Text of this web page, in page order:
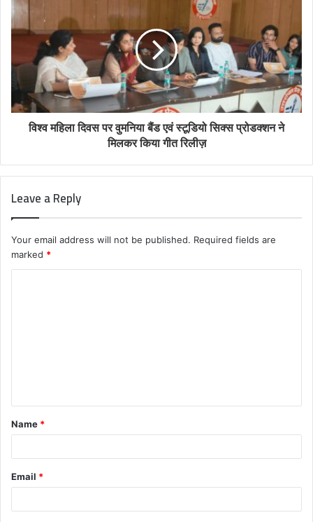
विश्व महिला दिवस पर वुमनिया बैंड एवं स्टूडियो सिक्स प्रोडक्शन ने
मिलकर किया गीत रिलीज़
Leave a Reply
Your email address will not be published. Required fields are
marked *
t
*
Name *
Email *